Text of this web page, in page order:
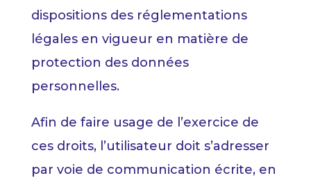
dispositions des réglementations
légales en vigueur en matière de
protection des données
personnelles.
Afin de faire usage de l’exercice de
ces droits, l’utilisateur doit s’adresser
par voie de communication écrite, en